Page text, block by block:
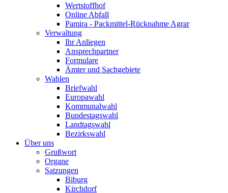
Wertstoffhof
Online Abfall
Pamira - Packmittel-Rücknahme Agrar
Verwaltung
Ihr Anliegen
Ansprechpartner
Formulare
Ämter und Sachgebiete
Wahlen
Briefwahl
Europawahl
Kommunalwahl
Bundestagswahl
Landtagswahl
Bezirkswahl
Über uns
Grußwort
Organe
Satzungen
Biburg
Kirchdorf